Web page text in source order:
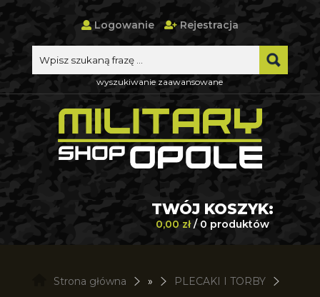
Logowanie Rejestracja
wyszukiwanie zaawansowane
TWÓJ KOSZYK:
0,00 zł/ 0 produktów
Strona główna »
PLECAKI I TORBY